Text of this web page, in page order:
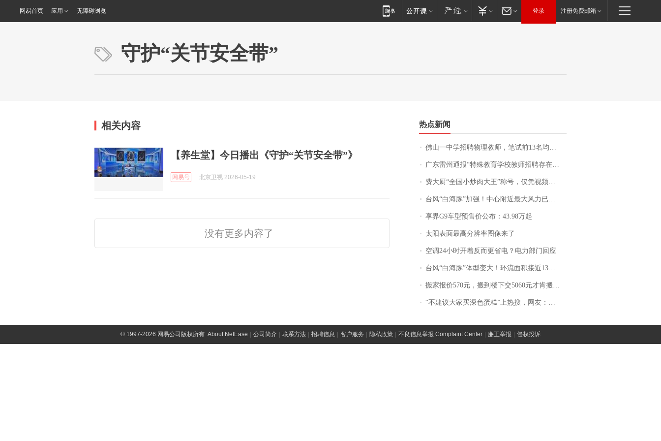
网易首页 应用 无障碍浏览 登录 注册免费邮箱
守护“关节安全带”
相关内容
【养生堂】今日播出《守护“关节安全带”》
网易号 北京卫视 2026-05-19
没有更多内容了
热点新闻
佛山一中学招聘物理教师，笔试前13名均遭淘汰？教育局：已叫停招聘，成立调查组全面核查
广东雷州通报“特殊教育学校教师招聘存在违规行为”：已启动问责程序 副校长被停职
费大厨“全国小炒肉大王”称号，仅凭视频评出？中国烹饪协会回应
台风“白海豚”加强！中心附近最大风力已达15级 最新研判
享界G9车型预售价公布：43.98万起
太阳表面最高分辨率图像来了
空调24小时开着反而更省电？电力部门回应
台风“白海豚”体型变大！环流面积接近13个浙江那么大
搬家报价570元，搬到楼下交5060元才肯搬上楼！女子傻眼了……
“不建议大家买深色蛋糕”上热搜，网友：天塌了！
©1997-2026 网易公司版权所有 About NetEase 公司简介 联系方法 招聘信息 客户服务 隐私政策 不良信息举报 Complaint Center 廉正举报 侵权投诉